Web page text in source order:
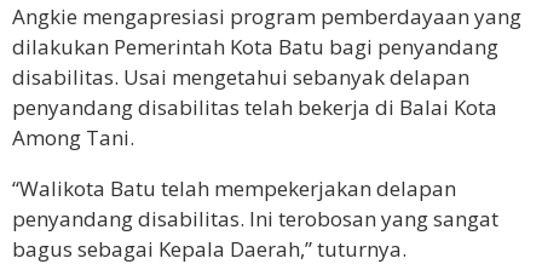
Angkie mengapresiasi program pemberdayaan yang
dilakukan Pemerintah Kota Batu bagi penyandang
disabilitas. Usai mengetahui sebanyak delapan
penyandang disabilitas telah bekerja di Balai Kota
Among Tani.
“Walikota Batu telah mempekerjakan delapan
penyandang disabilitas. Ini terobosan yang sangat
bagus sebagai Kepala Daerah,” tuturnya.